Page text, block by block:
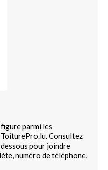
parmi les
Consultez
pour joindre
numéro de téléphone,